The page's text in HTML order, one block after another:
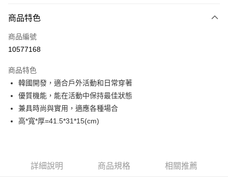
信用卡一次付款
超商取貨付款
Apple Pay
運送方式
全家取貨付款<未取貨列黑名單/不支援離島取退>
每筆NT$60，滿NT$990(含以上)免運費
商品特色
商品編號
10577168
商品特色
韓國開發，適合戶外活動和日常穿著
優質機能，能在活動中保持最佳狀態
兼具時尚與實用，適應各種場合
高*寬*厚=41.5*31*15(cm)
詳細說明 商品規格 相關推薦